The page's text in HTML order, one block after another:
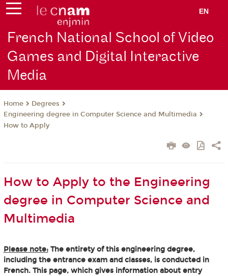
EN
French National School of Video
Games and Digital Interactive
Media
Home
Degrees
Engineering degree in Computer Science and Multimedia
How to Apply
How to Apply to the Engineering
degree in Computer Science and
Multimedia
Please note:The entirety of this engineering degree,
including the entrance exam and classes, is conducted in
French. This page, which gives information about entry